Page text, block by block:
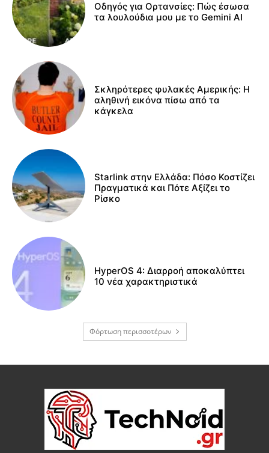
Οδηγός για Ορτανσίες: Πώς έσωσα
τα λουλούδια μου με το Gemini AI
Σκληρότερες φυλακές Αμερικής: Η
αληθινή εικόνα πίσω από τα
κάγκελα
Starlink στην Ελλάδα: Πόσο Κοστίζει
Πραγματικά και Πότε Αξίζει το
Ρίσκο
HyperOS 4: Διαρροή αποκαλύπτει
10 νέα χαρακτηριστικά
Φόρτωση περισσοτέρων